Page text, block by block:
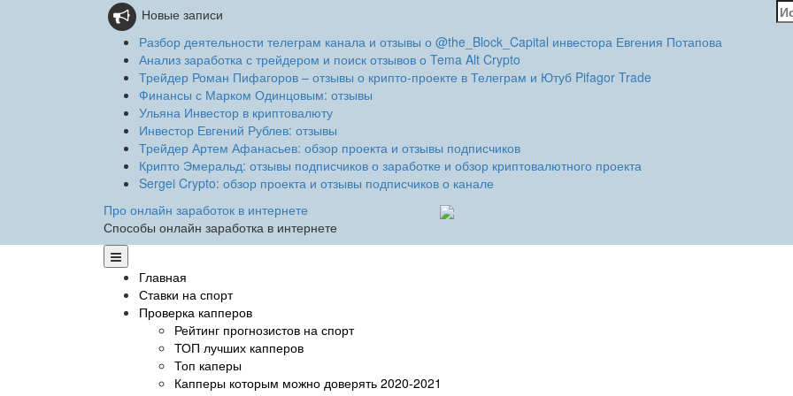
Новые записи
Разбор деятельности телеграм канала и отзывы о @the_Block_Capital инвестора Евгения Потапова
Анализ заработка с трейдером и поиск отзывов о Tema Alt Crypto
Трейдер Роман Пифагоров – отзывы о крипто-проекте в Телеграм и Ютуб Pifagor Trade
Финансы с Марком Одинцовым: отзывы
Ульяна Инвестор в криптовалюту
Инвестор Евгений Рублев: отзывы
Трейдер Артем Афанасьев: обзор проекта и отзывы подписчиков
Крипто Эмеральд: отзывы подписчиков о заработке и обзор криптовалютного проекта
Sergei Crypto: обзор проекта и отзывы подписчиков о канале
Про онлайн заработок в интернете
Способы онлайн заработка в интернете
Главная
Ставки на спорт
Проверка капперов
Рейтинг прогнозистов на спорт
ТОП лучших капперов
Топ каперы
Капперы которым можно доверять 2020-2021